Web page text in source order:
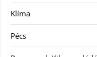
Klíma
Pécs